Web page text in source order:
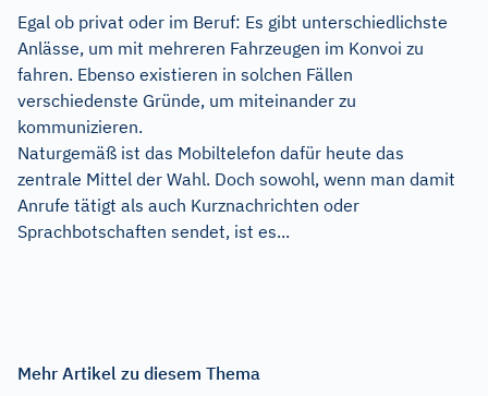
Egal ob privat oder im Beruf: Es gibt unterschiedlichste
Anlässe, um mit mehreren Fahrzeugen im Konvoi zu
fahren. Ebenso existieren in solchen Fällen
verschiedenste Gründe, um miteinander zu
kommunizieren.
Naturgemäß ist das Mobiltelefon dafür heute das
zentrale Mittel der Wahl. Doch sowohl, wenn man damit
Anrufe tätigt als auch Kurznachrichten oder
Sprachbotschaften sendet, ist es...
Mehr Artikel zu diesem Thema